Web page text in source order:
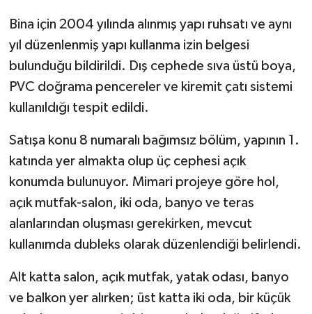
Bina için 2004 yılında alınmış yapı ruhsatı ve aynı
yıl düzenlenmiş yapı kullanma izin belgesi
bulunduğu bildirildi. Dış cephede sıva üstü boya,
PVC doğrama pencereler ve kiremit çatı sistemi
kullanıldığı tespit edildi.
Satışa konu 8 numaralı bağımsız bölüm, yapının 1.
katında yer almakta olup üç cephesi açık
konumda bulunuyor. Mimari projeye göre hol,
açık mutfak-salon, iki oda, banyo ve teras
alanlarından oluşması gerekirken, mevcut
kullanımda dubleks olarak düzenlendiği belirlendi.
Alt katta salon, açık mutfak, yatak odası, banyo
ve balkon yer alırken; üst katta iki oda, bir küçük